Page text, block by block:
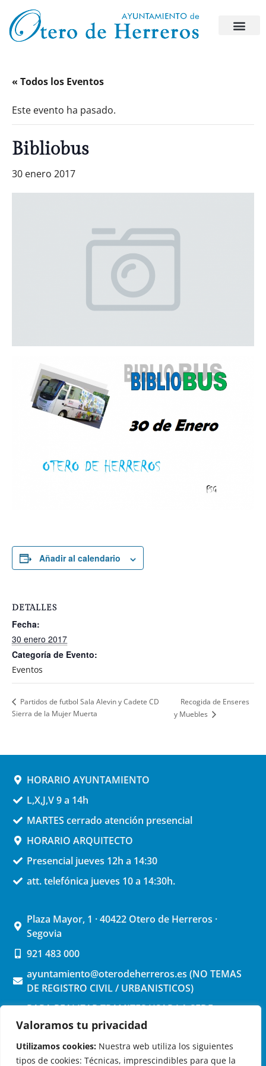
Valoramos tu privacidad
Utilizamos cookies: Nuestra web utiliza los siguientes
tipos de cookies: Técnicas, imprescindibles para que la
« Todos los Eventos
Este evento ha pasado.
Bibliobus
30 enero 2017
Añadir al calendario
DETALLES
Fecha:
30 enero 2017
Categoría de Evento:
Eventos
Partidos de futbol Sala Alevin y Cadete CD
Sierra de la Mujer Muerta
Recogida de Enseres
y Muebles
HORARIO AYUNTAMIENTO
L,X,J,V 9 a 14h
MARTES cerrado atención presencial
HORARIO ARQUITECTO
Presencial jueves 12h a 14:30
att. telefónica jueves 10 a 14:30h.
Plaza Mayor, 1 · 40422 Otero de Herreros ·
Segovia
921 483 000
ayuntamiento@oterodeherreros.es (NO TEMAS
DE REGISTRO CIVIL / URBANISTICOS)
PARA REALIZAR TRAMITES USAR LA SEDE
ELECTRONICA (pinchar aquí)